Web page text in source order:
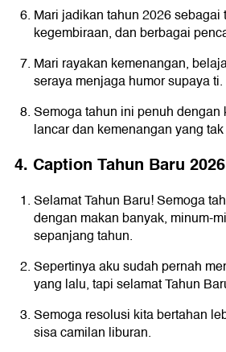
Mari jadikan tahun 2026 sebagai
kegembiraan, dan berbagai
Mari rayakan kemenangan,
seraya menjaga humor supaya ti.
Semoga tahun ini penuh dengan
lancar dan kemenangan yang
4. Caption Tahun Baru
Selamat Tahun Baru! Semoga
dengan makan banyak, minum-
sepanjang tahun.
Sepertinya aku sudah pernah
yang lalu, tapi selamat Tahun
Semoga resolusi kita bertahan
sisa camilan liburan.